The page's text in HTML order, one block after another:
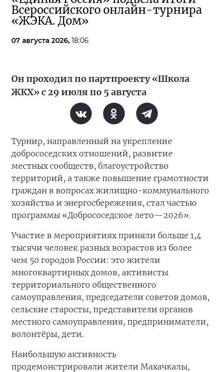
Всероссийского онлайн-турнира
«ЖЭКА. Дом»
07 августа 2026, 18:06
Он проходил по партпроекту «Школа
ЖКХ» с 29 июля по 5 августа
Турнир, направленный на укрепление
добрососедских отношений, развитие
местных сообществ, благоустройство
территорий, а также повышение грамотности
граждан в вопросах жилищно-коммунального
хозяйства и энергосбережения, стал частью
программы «Добрососедское лето—2026».
Участие в мероприятиях приняли больше 1,4
тысячи человек разных возрастов из более
чем 50 городов России: это жители
многоквартирных домов, активисты
территориального общественного
самоуправления, председатели советов домов,
сельские старосты, представители органов
местного самоуправления, предприниматели,
волонтёры, дети.
Наибольшую активность
продемонстрировали жители Махачкалы,